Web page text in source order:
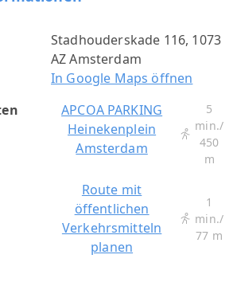
Stadhouderskade 116, 1073
AZ Amsterdam
In Google Maps öffnen
APCOA PARKING
Heinekenplein
Amsterdam
5
min./
450
m
Route mit
öffentlichen
Verkehrsmitteln
planen
1
min./
77 m